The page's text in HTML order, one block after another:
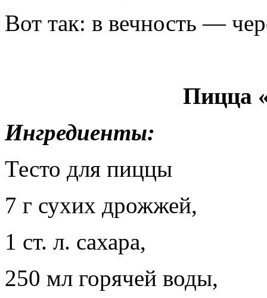
Вот так: в вечность —
Пицца
Ингредиенты:
Тесто для пиццы
7 г сухих дрожжей,
1 ст. л. сахара,
250 мл горячей воды,